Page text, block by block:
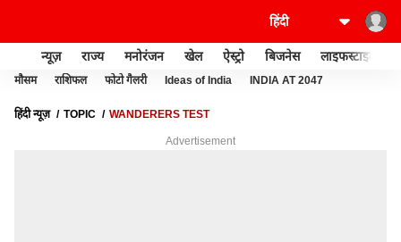
न्यूज़ राज्य मनोरंजन खेल ऐस्ट्रो बिजनेस लाइफस्टाइल
मौसम राशिफल फोटो गैलरी Ideas of India INDIA AT 2047
हिंदी न्यूज़ TOPIC WANDERERS TEST
Advertisement